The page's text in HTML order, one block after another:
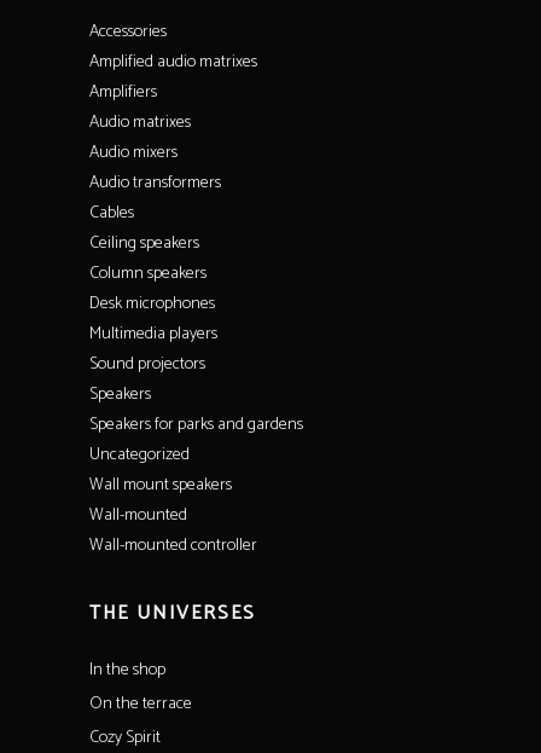
Accessories
Amplified audio matrixes
Amplifiers
Audio matrixes
Audio mixers
Audio transformers
Cables
Ceiling speakers
Column speakers
Desk microphones
Multimedia players
Sound projectors
Speakers
Speakers for parks and gardens
Uncategorized
Wall mount speakers
Wall-mounted
Wall-mounted controller
THE UNIVERSES
In the shop
On the terrace
Cozy Spirit